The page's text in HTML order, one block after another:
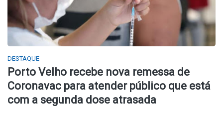
DESTAQUE
Porto Velho recebe nova remessa de
Coronavac para atender público que está
com a segunda dose atrasada